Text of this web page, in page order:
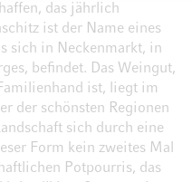
das jährlich
ist der Name eines
sich in Neckenmarkt, in
befindet. Das Weingut,
ist, liegt im
der schönsten Regionen
sich durch eine
Form kein zweites Mal
Potpourris, das